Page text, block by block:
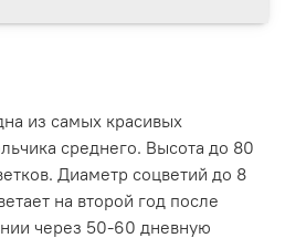
из самых красивых
среднего. Высота до 80
Диаметр соцветий до 8
на второй год после
через 50-60 дневную